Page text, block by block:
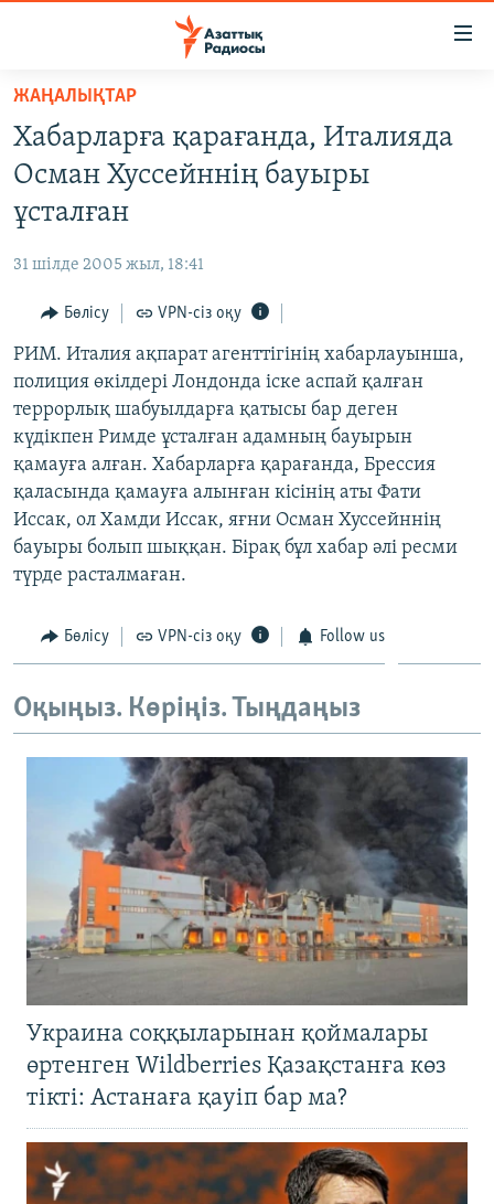
Skip
main
content
main
Search
ЖАҢАЛЫҚТАР
САЯСАТ
АДАМ ҚҰҚЫҚТАРЫ
ӘЛЕУМЕТ
ӘЛЕМ
АРНАЙЫ ЖОБАЛАР
Русский
ЖАЗЫЛЫҢЫЗ
ЖАҢАЛЫҚТАР
Хабарларға қарағанда, Италияда
Осман Хуссейннің бауыры
ұсталған
31 шілде 2005 жыл, 18:41
Бөлісу VPN-сіз оқу
РИМ. Италия ақпарат агенттігінің хабарлауынша,
полиция өкілдері Лондонда іске аспай қалған
террорлық шабуылдарға қатысы бар деген
күдікпен Римде ұсталған адамның бауырын
қамауға алған. Хабарларға қарағанда, Брессия
қаласында қамауға алынған кісінің аты Фати
Иссак, ол Хамди Иссак, яғни Осман Хуссейннің
бауыры болып шыққан. Бірақ бұл хабар әлі ресми
түрде расталмаған.
Бөлісу VPN-сіз оқу Follow us
Оқыңыз. Көріңіз. Тыңдаңыз
Украина соққыларынан қоймалары
өртенген Wildberries Қазақстанға көз
тікті: Астанаға қауіп бар ма?